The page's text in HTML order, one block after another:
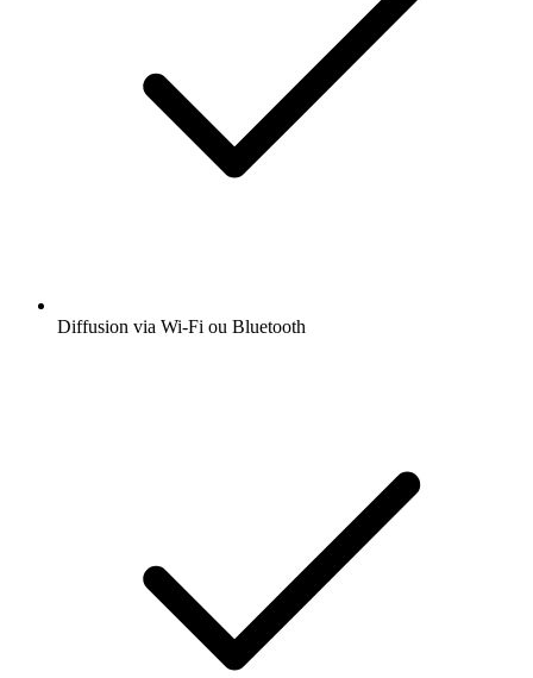
Diffusion via Wi-Fi ou Bluetooth